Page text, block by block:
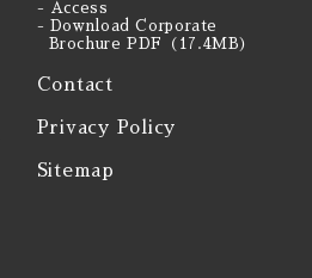
- Access
- Download Corporate
Brochure PDF（17.4MB）
Contact
Privacy Policy
Sitemap